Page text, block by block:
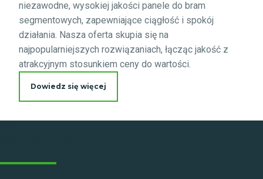
niezawodne, wysokiej jakości panele do bram
segmentowych, zapewniające ciągłość i spokój
działania. Nasza oferta skupia się na
najpopularniejszych rozwiązaniach, łącząc jakość z
atrakcyjnym stosunkiem ceny do wartości.
Dowiedz się więcej